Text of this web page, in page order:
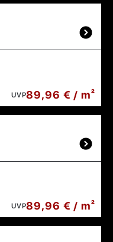
UVP89,96 € / m²
UVP89,96 € / m²